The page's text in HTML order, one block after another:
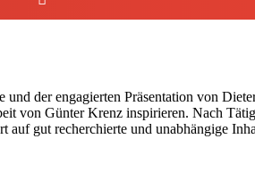
der engagierten Präsentation von
von Günter Krenz inspirieren. Nach
auf gut recherchierte und unabhängige